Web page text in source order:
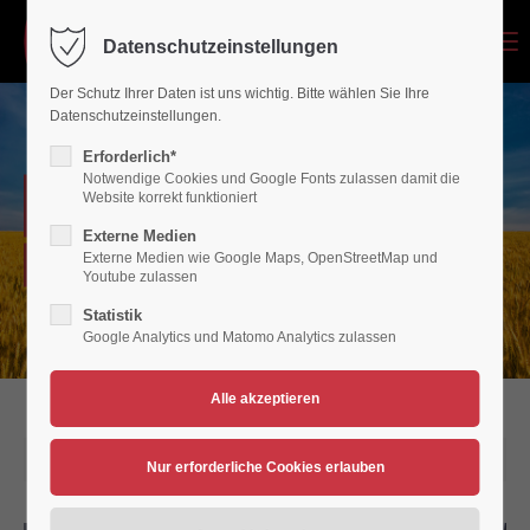
Login
Benutzername
Anmelden
Support
NEWSARCHIV
Verein für Bewegungsspiele 1936/45 Polch/Maifeld e.V.
27.07.2023 22:02
Datenschutzeinstellungen
Der Schutz Ihrer Daten ist uns wichtig. Bitte wählen Sie Ihre
Datenschutzeinstellungen.
Erforderlich*
Notwendige Cookies und Google Fonts zulassen damit die
Website korrekt funktioniert
Externe Medien
Externe Medien wie Google Maps, OpenStreetMap und
Youtube zulassen
Statistik
Google Analytics und Matomo Analytics zulassen